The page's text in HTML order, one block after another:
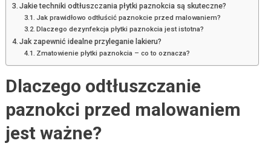
Jakie techniki odtłuszczania płytki paznokcia są skuteczne?
Jak prawidłowo odtłuścić paznokcie przed malowaniem?
Dlaczego dezynfekcja płytki paznokcia jest istotna?
Jak zapewnić idealne przyleganie lakieru?
Zmatowienie płytki paznokcia – co to oznacza?
Dlaczego odtłuszczanie
paznokci przed malowaniem
jest ważne?